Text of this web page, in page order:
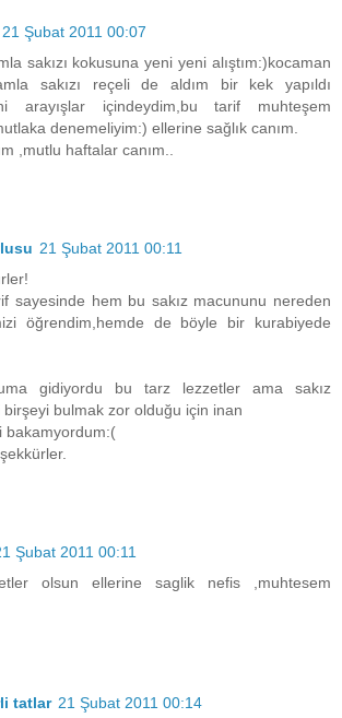
21 Şubat 2011 00:07
sakızı kokusuna yeni yeni alıştım:)kocaman
sakızı reçeli de aldım bir kek yapıldı
arayışlar içindeydim,bu tarif muhteşem
denemeliyim:) ellerine sağlık canım.
,mutlu haftalar canım..
21 Şubat 2011 00:11
sayesinde hem bu sakız macununu nereden
öğrendim,hemde de böyle bir kurabiyede
gidiyordu bu tarz lezzetler ama sakız
birşeyi bulmak zor olduğu için inan
bakamyordum:(
Şubat 2011 00:11
olsun ellerine saglik nefis ,muhtesem
tatlar 21 Şubat 2011 00:14